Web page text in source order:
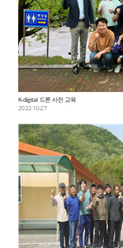
K-digital 드론 사전 교육
2022-10-27